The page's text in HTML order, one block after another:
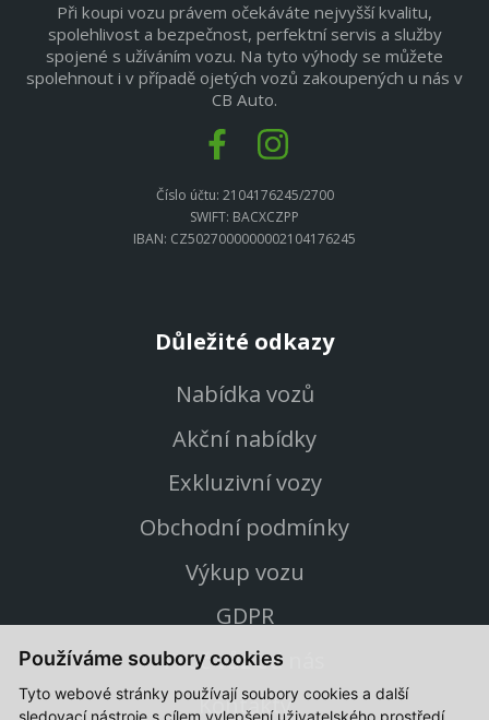
Používáme soubory cookies
Tyto webové stránky používají soubory cookies a další
Při koupi vozu právem očekáváte nejvyšší kvalitu,
spolehlivost a bezpečnost, perfektní servis a služby
spojené s užíváním vozu. Na tyto výhody se můžete
spolehnout i v případě ojetých vozů zakoupených u nás v
CB Auto.
Číslo účtu: 2104176245/2700
SWIFT: BACXCZPP
IBAN: CZ5027000000002104176245
Důležité odkazy
Nabídka vozů
Akční nabídky
Exkluzivní vozy
Obchodní podmínky
Výkup vozu
GDPR
Proč vůz od nás
Kontakty